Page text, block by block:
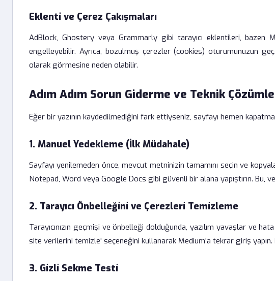
Eklenti ve Çerez Çakışmaları
AdBlock, Ghostery veya Grammarly gibi tarayıcı eklentileri, bazen
engelleyebilir. Ayrıca, bozulmuş çerezler (cookies) oturumunuzun
olarak görmesine neden olabilir.
Adım Adım Sorun Giderme ve Teknik
Eğer bir yazının kaydedilmediğini fark ettiyseniz, sayfayı hemen
1. Manuel Yedekleme (İlk Müdahale)
Sayfayı yenilemeden önce, mevcut metninizin tamamını seçin ve
Notepad, Word veya Google Docs gibi güvenli bir alana yapıştırın. Bu,
2. Tarayıcı Önbelleğini ve Çerezleri Temizleme
Tarayıcınızın geçmişi ve önbelleği dolduğunda, yazılım yavaşlar ve
site verilerini temizle' seçeneğini kullanarak Medium'a tekrar giriş yapın.
3. Gizli Sekme Testi